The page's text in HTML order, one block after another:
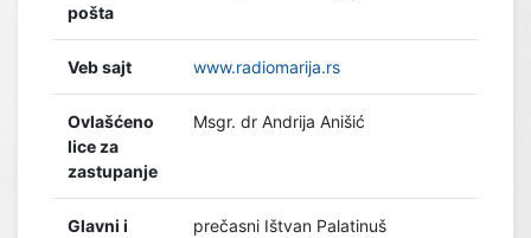
pošta
Veb sajt www.radiomarija.rs
Ovlašćeno
lice za
zastupanje
Msgr. dr Andrija Anišić
Glavni i
prečasni Ištvan Palatinuš